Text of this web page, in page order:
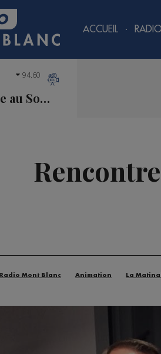
ACCUEIL RADIO
La Musique au Sommet
94.60
Radio Mont Blanc Animation La